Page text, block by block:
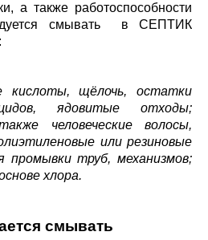
а также работоспособности
смывать в СЕПТИК
кислоты, щёлочь, остатки
ядовитые отходы;
человеческие волосы,
или резиновые
промывки труб, механизмов;
хлора.
смывать